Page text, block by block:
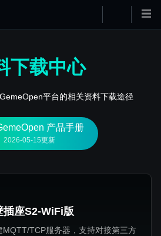
下载中心
平台的相关资料下载途径
产品手册
2026-05-15更新
插座S2-WiFi版
TCP服务器，支持对接第三方